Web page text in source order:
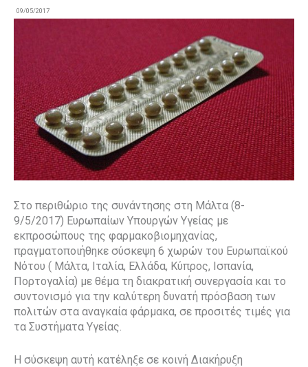
09/05/2017
Στο περιθώριο της συνάντησης στη Μάλτα (8-
9/5/2017) Ευρωπαίων Υπουργών Υγείας με
εκπροσώπους της φαρμακοβιομηχανίας,
πραγματοποιήθηκε σύσκεψη 6 χωρών του Ευρωπαϊκού
Νότου ( Μάλτα, Ιταλία, Ελλάδα, Κύπρος, Ισπανία,
Πορτογαλία) με θέμα τη διακρατική συνεργασία και το
συντονισμό για την καλύτερη δυνατή πρόσβαση των
πολιτών στα αναγκαία φάρμακα, σε προσιτές τιμές για
τα Συστήματα Υγείας.
Η σύσκεψη αυτή κατέληξε σε κοινή Διακήρυξη